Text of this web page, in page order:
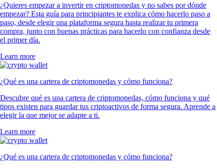
¿Quieres empezar a invertir en criptomonedas y no sabes por dónde
empezar? Esta guía para principiantes te explica cómo hacerlo paso a
paso, desde elegir una plataforma segura hasta realizar tu primera
compra, junto con buenas prácticas para hacerlo con confianza desde
el primer día.
Learn more
¿Qué es una cartera de criptomonedas y cómo funciona?
Descubre qué es una cartera de criptomonedas, cómo funciona y qué
tipos existen para guardar tus criptoactivos de forma segura. Aprende a
elegir la que mejor se adapte a ti.
Learn more
¿Qué es una cartera de criptomonedas y cómo funciona?